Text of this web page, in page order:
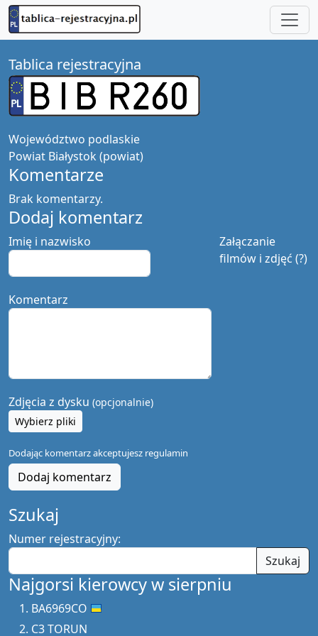
Tablica rejestracyjna
Województwo podlaskie
Powiat Białystok (powiat)
Komentarze
Brak komentarzy.
Dodaj komentarz
Załączanie
filmów i zdjęć (?)
Imię i nazwisko
Komentarz
Zdjęcia z dysku (opcjonalnie)
Wybierz pliki
Dodając komentarz akceptujesz regulamin
Dodaj komentarz
Szukaj
Numer rejestracyjny:
Szukaj
Najgorsi kierowcy w sierpniu
BA6969CO
C3 TORUN